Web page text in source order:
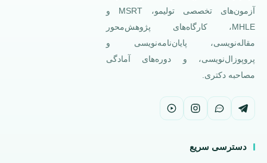
آزمون‌های تخصصی تولیمو، MSRT و
MHLE، کارگاه‌های پژوهش‌محور
مقاله‌نویسی، پایان‌نامه‌نویسی و
پروپوزال‌نویسی، و دوره‌های آمادگی
مصاحبه دکتری.
دسترسی سریع